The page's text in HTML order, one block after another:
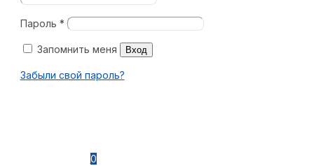
Пароль *
Запомнить меня Вход
Забыли свой пароль?
0